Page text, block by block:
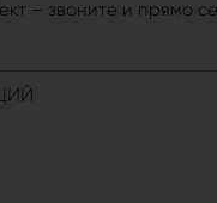
– звоните и прямо